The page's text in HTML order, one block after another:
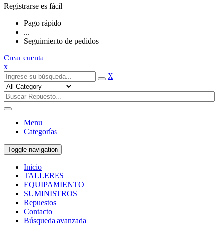
Registrarse es fácil
Pago rápido
...
Seguimiento de pedidos
Crear cuenta
x
X
Menu
Categorías
Toggle navigation
Inicio
TALLERES
EQUIPAMIENTO
SUMINISTROS
Repuestos
Contacto
Búsqueda avanzada